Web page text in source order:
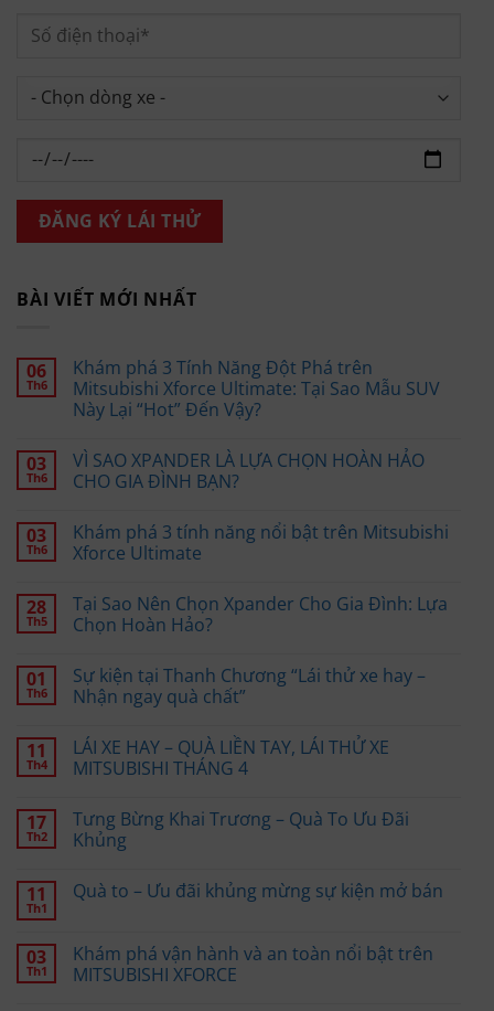
BÀI VIẾT MỚI NHẤT
06
Th6
Khám phá 3 Tính Năng Đột Phá trên
Mitsubishi Xforce Ultimate: Tại Sao Mẫu SUV
Này Lại “Hot” Đến Vậy?
03
Th6
VÌ SAO XPANDER LÀ LỰA CHỌN HOÀN HẢO
CHO GIA ĐÌNH BẠN?
03
Th6
Khám phá 3 tính năng nổi bật trên Mitsubishi
Xforce Ultimate
28
Th5
Tại Sao Nên Chọn Xpander Cho Gia Đình: Lựa
Chọn Hoàn Hảo?
01
Th6
Sự kiện tại Thanh Chương “Lái thử xe hay –
Nhận ngay quà chất”
11
Th4
LÁI XE HAY – QUÀ LIỀN TAY, LÁI THỬ XE
MITSUBISHI THÁNG 4
17
Th2
Tưng Bừng Khai Trương – Quà To Ưu Đãi
Khủng
11
Th1
Quà to – Ưu đãi khủng mừng sự kiện mở bán
03
Th1
Khám phá vận hành và an toàn nổi bật trên
MITSUBISHI XFORCE